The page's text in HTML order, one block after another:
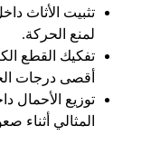
تثبيت الأثاث
لمنع الحركة.
تفكيك القطع
أقصى درجات
توزيع الأحمال
المثالي أثناء